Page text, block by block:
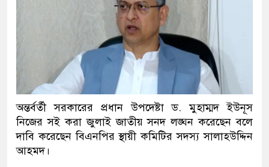
অন্তর্বর্তী সরকারের প্রধান উপদেষ্টা ড. মুহাম্মদ ইউনূস
নিজের সই করা জুলাই জাতীয় সনদ লঙ্ঘন করেছেন বলে
দাবি করেছেন বিএনপির স্থায়ী কমিটির সদস্য সালাহউদ্দিন
আহমদ।